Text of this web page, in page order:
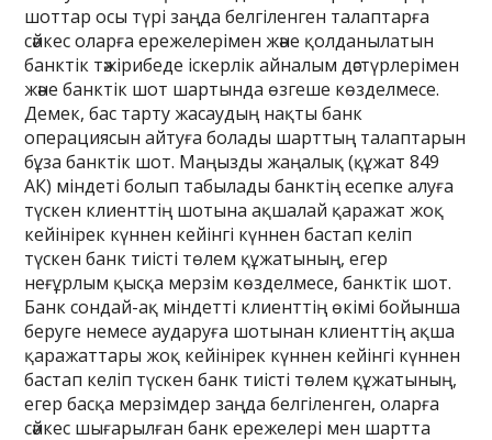
шоттар осы түрі заңда белгіленген талаптарға
сәйкес оларға ережелерімен және қолданылатын
банктік тәжірибеде іскерлік айналым дәстүрлерімен
және банктік шот шартында өзгеше көзделмесе.
Демек, бас тарту жасаудың нақты банк
операциясын айтуға болады шарттың талаптарын
бұза банктік шот. Маңызды жаңалық (құжат 849
АК) міндеті болып табылады банктің есепке алуға
түскен клиенттің шотына ақшалай қаражат жоқ
кейінірек күннен кейінгі күннен бастап келіп
түскен банк тиісті төлем құжатының, егер
неғұрлым қысқа мерзім көзделмесе, банктік шот.
Банк сондай-ақ міндетті клиенттің өкімі бойынша
беруге немесе аударуға шотынан клиенттің ақша
қаражаттары жоқ кейінірек күннен кейінгі күннен
бастап келіп түскен банк тиісті төлем құжатының,
егер басқа мерзімдер заңда белгіленген, оларға
сәйкес шығарылған банк ережелері мен шартта